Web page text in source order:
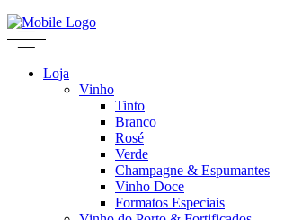
Loja
Vinho
Tinto
Branco
Rosé
Verde
Champagne & Espumantes
Vinho Doce
Formatos Especiais